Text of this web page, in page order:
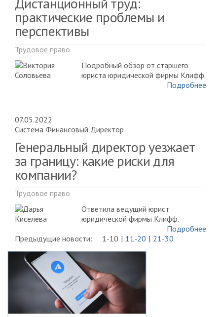
практические проблемы и
перспективы
Трудовое право
Подробный обзор от старшего
юриста юридической фирмы Клифф.
Подробнее
07.05.2022
Система Финансовый Директор
Генеральный директор уезжает
за границу: какие риски для
компании?
Трудовое право
Ответила ведущий юрист
юридической фирмы Клифф.
Подробнее
Предыдущие новости:
1-10 11-20 21-30